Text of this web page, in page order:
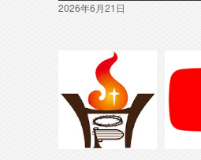
2026年6月21日